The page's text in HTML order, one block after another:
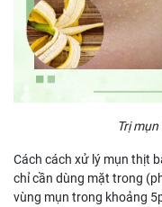
Trị
Cách cách xử lý mụn thịt
chỉ cần dùng mặt trong
vùng mụn trong khoảng